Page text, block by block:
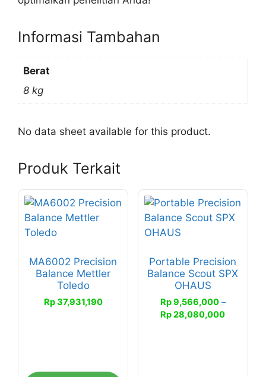
Informasi Tambahan
Berat
8 kg
No data sheet available for this product.
Produk Terkait
MA6002 Precision
Balance Mettler
Toledo
Rp37,931,190
Portable Precision
Balance Scout SPX
OHAUS
Rp9,566,000 –
Rp28,080,000Rentang
Produk
ini
memiliki
varian.
Pilihan
dapat
diambil